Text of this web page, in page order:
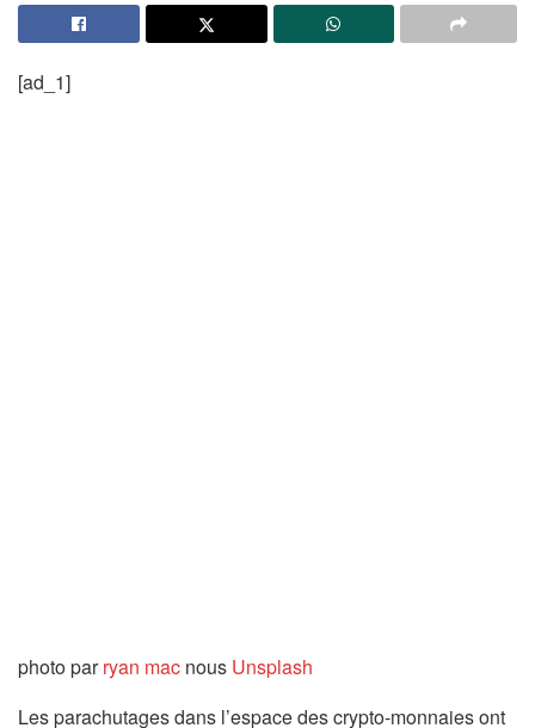
[ad_1]
photo parryan mac nous Unsplash
Les parachutages dans l’espace des crypto-monnaies ont